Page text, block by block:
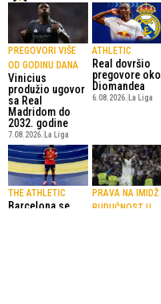
PREGOVORI VIŠE
OD GODINU DANA
Vinicius
produžio ugovor
sa Real
Madridom do
2032. godine
7.08.2026. La Liga
ATHLETIC
Real dovršio
pregovore oko
Diomandea
6.08.2026. La Liga
THE ATHLETIC
Barcelona se
PRAVA NA IMIDŽ I
BUDUĆNOST U